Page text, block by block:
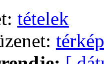
tételek